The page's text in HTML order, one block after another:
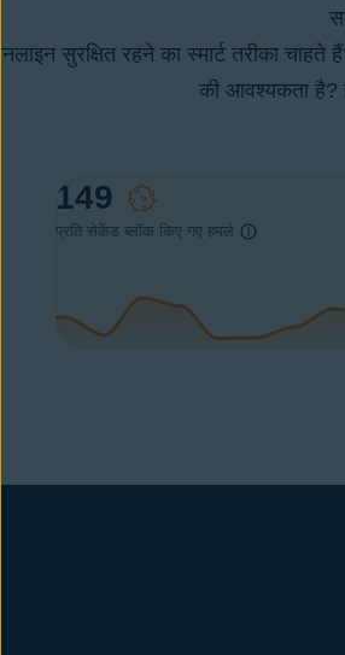
सुरक्षित रहने का स्मार्ट तरीका
की आवश्यकता
84
प्रति सेकेंड ब्लॉक किए गए हमले